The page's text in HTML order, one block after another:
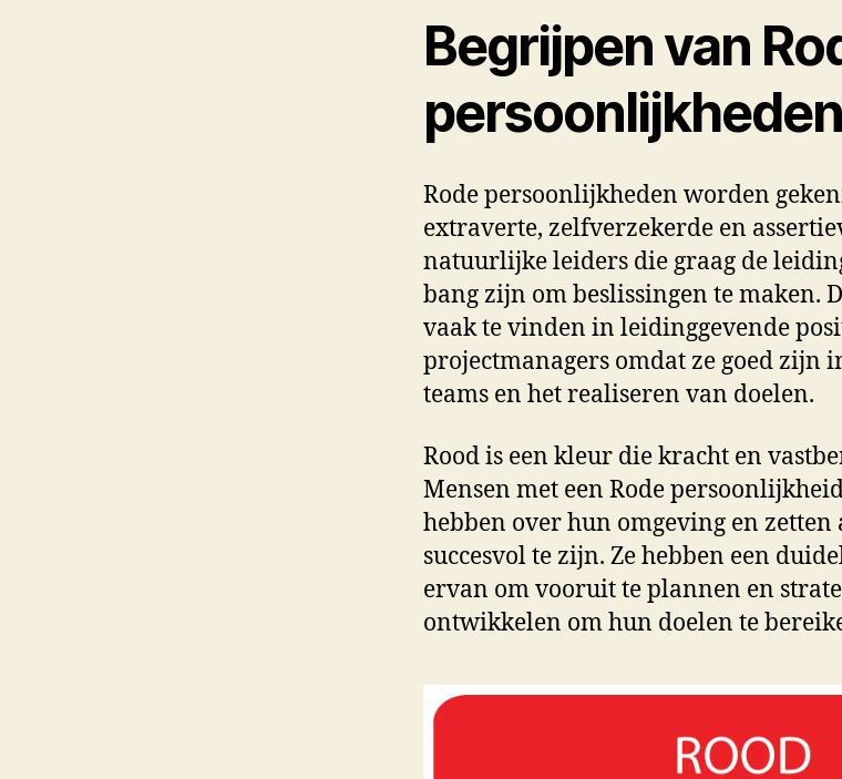
Begrijpen van
persoonlijkheden
Rode persoonlijkheden worden
extraverte, zelfverzekerde en
natuurlijke leiders die graag de
bang zijn om beslissingen te maken.
vaak te vinden in leidinggevende
projectmanagers omdat ze goed zijn
teams en het realiseren van doelen.
Rood is een kleur die kracht en
Mensen met een Rode
hebben over hun omgeving en zetten
succesvol te zijn. Ze hebben een
ervan om vooruit te plannen en
ontwikkelen om hun doelen te